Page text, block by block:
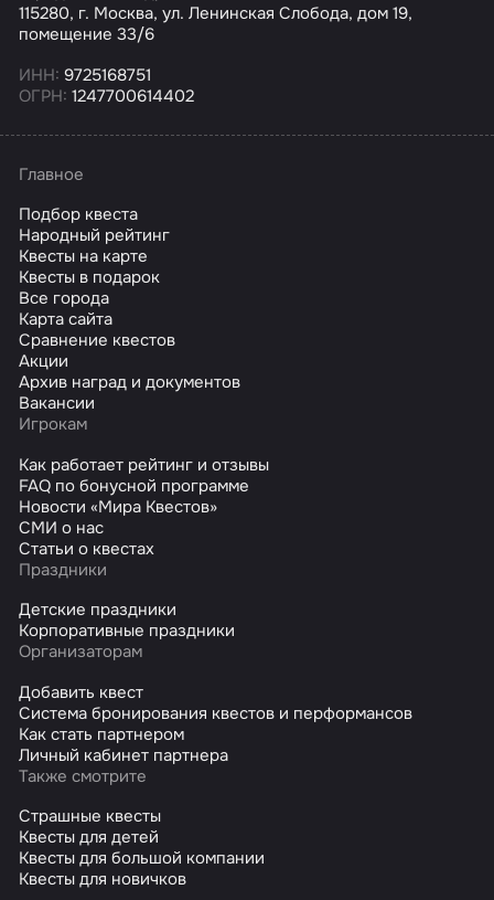
115280, г. Москва, ул. Ленинская Слобода, дом 19,
помещение 33/6
ИНН: 9725168751
ОГРН: 1247700614402
Главное
Подбор квеста
Народный рейтинг
Квесты на карте
Квесты в подарок
Все города
Карта сайта
Сравнение квестов
Акции
Архив наград и документов
Вакансии
Игрокам
Как работает рейтинг и отзывы
FAQ по бонусной программе
Новости «Мира Квестов»
СМИ о нас
Статьи о квестах
Праздники
Детские праздники
Корпоративные праздники
Организаторам
Добавить квест
Система бронирования квестов и перформансов
Как стать партнером
Личный кабинет партнера
Также смотрите
Страшные квесты
Квесты для детей
Квесты для большой компании
Квесты для новичков